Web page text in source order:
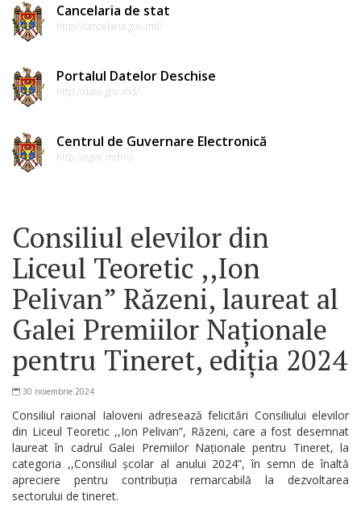
Cancelaria de stat
http://cancelaria.gov.md/
Portalul Datelor Deschise
http://date.gov.md/
Centrul de Guvernare Electronică
http://egov.md/ro
Consiliul elevilor din
Liceul Teoretic ,,Ion
Pelivan” Răzeni, laureat al
Galei Premiilor Naționale
pentru Tineret, ediția 2024
30 noiembrie 2024
Consiliul raional Ialoveni adresează felicitări Consiliului elevilor
din Liceul Teoretic ,,Ion Pelivan”, Răzeni, care a fost desemnat
laureat în cadrul Galei Premiilor Naționale pentru Tineret, la
categoria ,,Consiliul școlar al anului 2024”, în semn de înaltă
apreciere pentru contribuția remarcabilă la dezvoltarea
sectorului de tineret.